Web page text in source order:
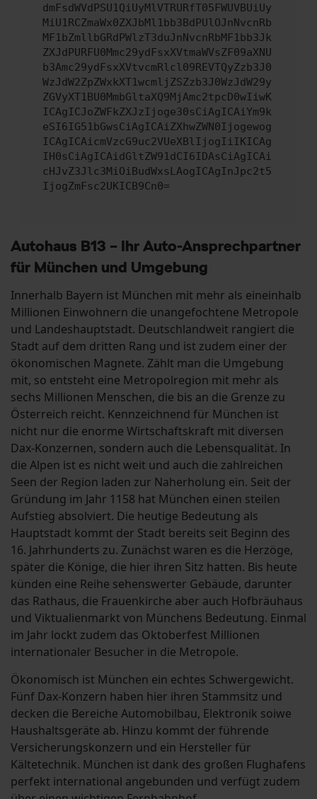
dmFsdWVdPSU1QiUyMlVTRURfT05FWUVBUiUy
MiU1RCZmaWx0ZXJbMl1bb3BdPUlOJnNvcnRb
MF1bZmllbGRdPWlzT3duJnNvcnRbMF1bb3Jk
ZXJdPURFU0Mmc29ydFsxXVtmaWVsZF09aXNU
b3Amc29ydFsxXVtvcmRlcl09REVTQyZzb3J0
WzJdW2ZpZWxkXT1wcmljZSZzb3J0WzJdW29y
ZGVyXT1BU0MmbGltaXQ9MjAmc2tpcD0wIiwK
ICAgICJoZWFkZXJzIjoge30sCiAgICAiYm9k
eSI6IG51bGwsCiAgICAiZXhwZWN0Ijogewog
ICAgICAicmVzcG9uc2VUeXBlIjogIiIKICAg
IH0sCiAgICAidGltZW91dCI6IDAsCiAgICAi
cHJvZ3Jlc3MiOiBudWxsLAogICAgInJpc2t5
IjogZmFsc2UKICB9Cn0=
Autohaus B13 – Ihr Auto-Ansprechpartner
für München und Umgebung
Innerhalb Bayern ist München mit mehr als eineinhalb
Millionen Einwohnern die unangefochtene Metropole
und Landeshauptstadt. Deutschlandweit rangiert die
Stadt auf dem dritten Rang und ist zudem einer der
ökonomischen Magnete. Zählt man die Umgebung
mit, so entsteht eine Metropolregion mit mehr als
sechs Millionen Menschen, die bis an die Grenze zu
Österreich reicht. Kennzeichnend für München ist
nicht nur die enorme Wirtschaftskraft mit diversen
Dax-Konzernen, sondern auch die Lebensqualität. In
die Alpen ist es nicht weit und auch die zahlreichen
Seen der Region laden zur Naherholung ein. Seit der
Gründung im Jahr 1158 hat München einen steilen
Aufstieg absolviert. Die heutige Bedeutung als
Hauptstadt kommt der Stadt bereits seit Beginn des
16. Jahrhunderts zu. Zunächst waren es die Herzöge,
später die Könige, die hier ihren Sitz hatten. Bis heute
künden eine Reihe sehenswerter Gebäude, darunter
das Rathaus, die Frauenkirche aber auch Hofbräuhaus
und Viktualienmarkt von Münchens Bedeutung. Einmal
im Jahr lockt zudem das Oktoberfest Millionen
internationaler Besucher in die Metropole.
Ökonomisch ist München ein echtes Schwergewicht.
Fünf Dax-Konzern haben hier ihren Stammsitz und
decken die Bereiche Automobilbau, Elektronik soiwe
Haushaltsgeräte ab. Hinzu kommt der führende
Versicherungskonzern und ein Hersteller für
Kältetechnik. München ist dank des großen Flughafens
perfekt international angebunden und verfügt zudem